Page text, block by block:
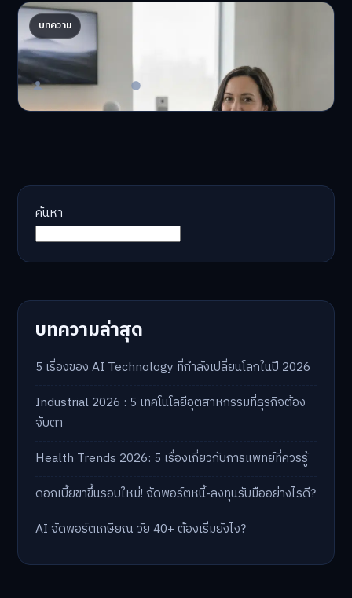
บทความ
AI จัดพอร์ตให้ปัง! เทรนด์ลงทุนยุคใหม่ ไม่ต้องเฝ้า
จอ
AI จัดพอร์ตให้ปัง! หมด…
Master Bussiness 23 มิถุนายน 2026
ค้นหา
บทความล่าสุด
5 เรื่องของ AI Technology ที่กำลังเปลี่ยนโลกในปี 2026
Industrial 2026 : 5 เทคโนโลยีอุตสาหกรรมที่ธุรกิจต้อง
จับตา
Health Trends 2026: 5 เรื่องเกี่ยวกับการแพทย์ที่ควรรู้
ดอกเบี้ยขาขึ้นรอบใหม่! จัดพอร์ตหนี้-ลงทุนรับมืออย่างไรดี?
AI จัดพอร์ตเกษียณ วัย 40+ ต้องเริ่มยังไง?